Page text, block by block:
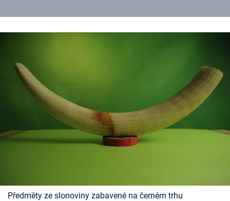
Předměty ze slonoviny zabavené na černém trhu